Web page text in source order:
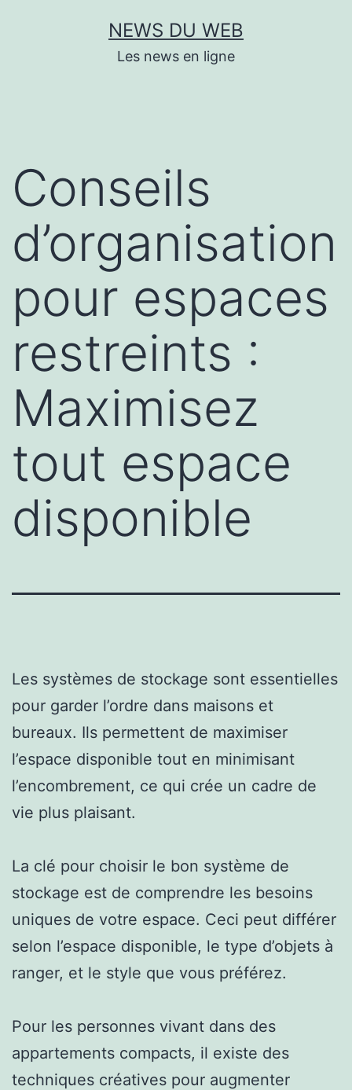
NEWS DU WEB
Les news en ligne
Conseils
d’organisation
pour espaces
restreints :
Maximisez
tout espace
disponible
Les systèmes de stockage sont essentielles
pour garder l’ordre dans maisons et
bureaux. Ils permettent de maximiser
l’espace disponible tout en minimisant
l’encombrement, ce qui crée un cadre de
vie plus plaisant.
La clé pour choisir le bon système de
stockage est de comprendre les besoins
uniques de votre espace. Ceci peut différer
selon l’espace disponible, le type d’objets à
ranger, et le style que vous préférez.
Pour les personnes vivant dans des
appartements compacts, il existe des
techniques créatives pour augmenter